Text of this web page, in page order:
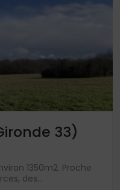
33)
1350m2. Proche
des...